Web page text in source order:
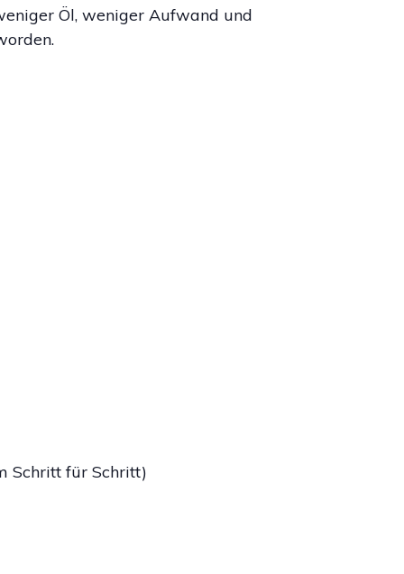
Öl, weniger Aufwand und
Schritt für Schritt)